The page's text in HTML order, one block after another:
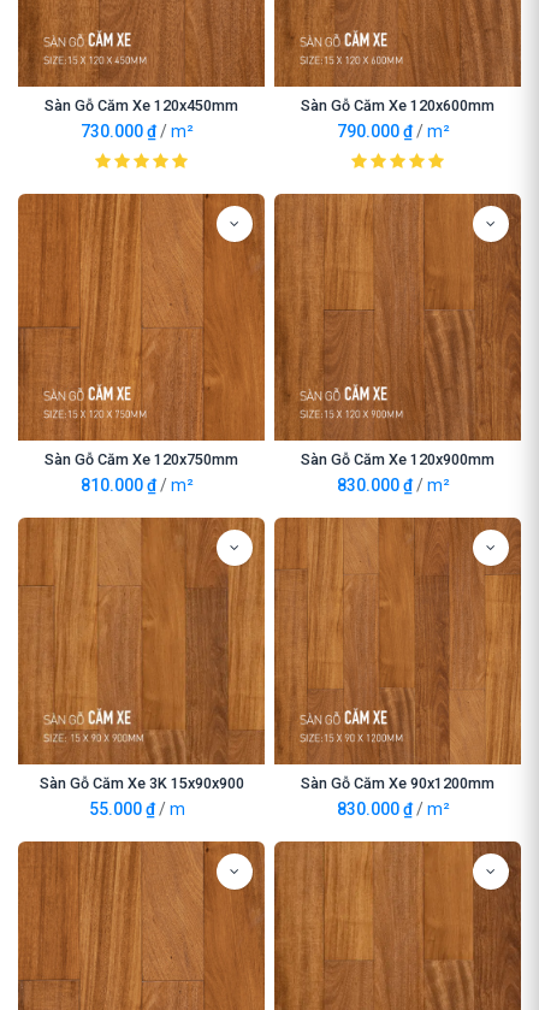
Sàn Gỗ Căm Xe 120x450mm
730.000₫ /m²
Sàn Gỗ Căm Xe 120x600mm
790.000₫ /m²
Sàn Gỗ Căm Xe 120x750mm
810.000₫ /m²
Sàn Gỗ Căm Xe 120x900mm
830.000₫ /m²
Sàn Gỗ Căm Xe 3K 15x90x900
55.000₫ /m
Sàn Gỗ Căm Xe 90x1200mm
830.000₫ /m²